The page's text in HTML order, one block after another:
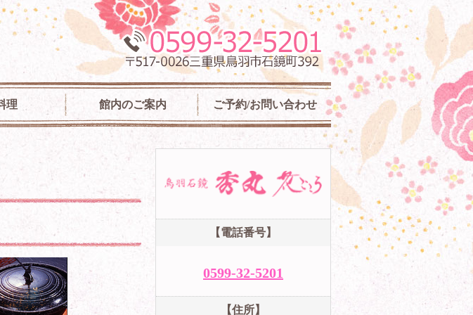
る宿 秀丸 花ごころ｜三重県鳥羽市
理 館内のご案内 ご予約/お問い合わせ
【電話番号】
0599-32-5201
【住所】